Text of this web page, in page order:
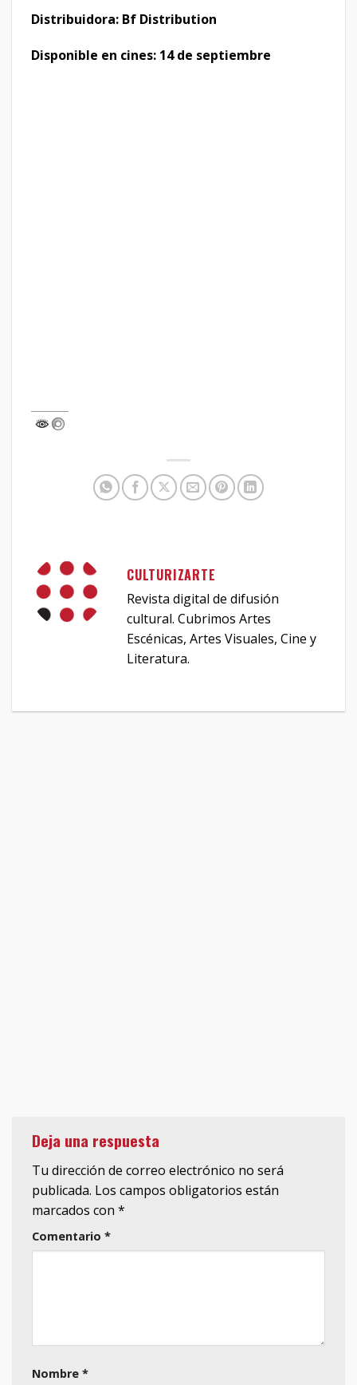
Distribuidora: Bf Distribution
Disponible en cines: 14 de septiembre
CULTURIZARTE
Revista digital de difusión
cultural. Cubrimos Artes
Escénicas, Artes Visuales, Cine y
Literatura.
Deja una respuesta
Tu dirección de correo electrónico no será
publicada. Los campos obligatorios están
marcados con *
Comentario *
Nombre *